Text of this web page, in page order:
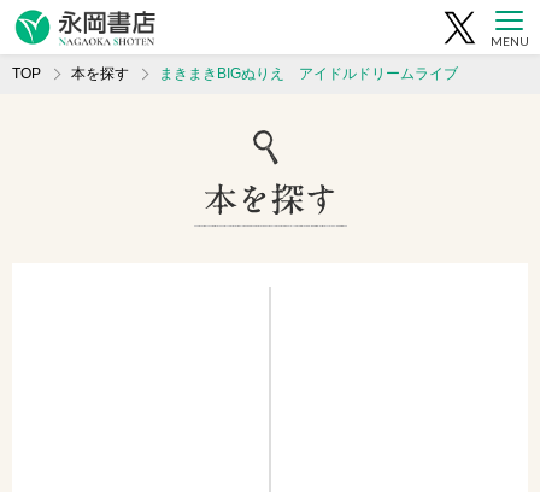
MENU
TOP 本を探す まきまきBIGぬりえ アイドルドリームライブ